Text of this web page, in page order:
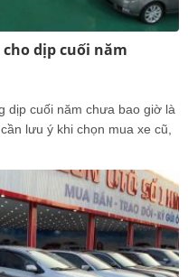
dịp cuối năm
dịp cuối năm chưa bao giờ là
lưu ý khi chọn mua xe cũ,